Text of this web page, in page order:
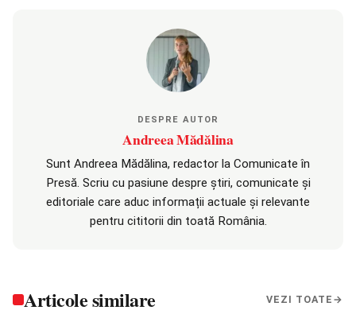
DESPRE AUTOR
Andreea Mădălina
Sunt Andreea Mădălina, redactor la Comunicate în
Presă. Scriu cu pasiune despre știri, comunicate și
editoriale care aduc informații actuale și relevante
pentru cititorii din toată România.
Articole similare VEZI TOATE